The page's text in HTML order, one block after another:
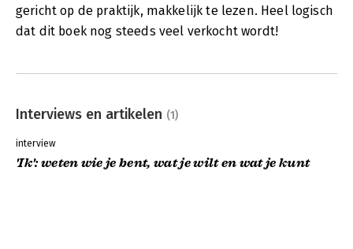
gericht op de praktijk, makkelijk te lezen. Heel logisch
dat dit boek nog steeds veel verkocht wordt!
Interviews en artikelen (1)
interview
'Ik': weten wie je bent, wat je wilt en wat je kunt